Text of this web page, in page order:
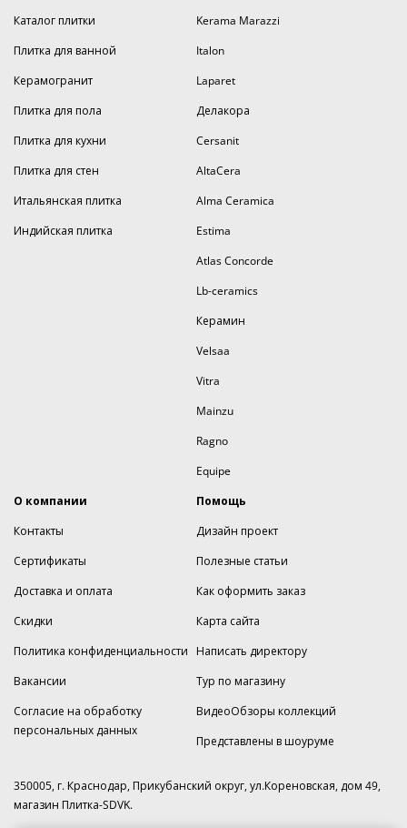
Каталог плитки
Плитка для ванной
Керамогранит
Плитка для пола
Плитка для кухни
Плитка для стен
Итальянская плитка
Индийская плитка
Kerama Marazzi
Italon
Laparet
Делакора
Cersanit
AltaCera
Alma Ceramica
Estima
Atlas Concorde
Lb-ceramics
Керамин
Velsaa
Vitra
Mainzu
Ragno
Equipe
О компании
Контакты
Сертификаты
Доставка и оплата
Скидки
Политика конфиденциальности
Вакансии
Согласие на обработку
персональных данных
Помощь
Дизайн проект
Полезные статьи
Как оформить заказ
Карта сайта
Написать директору
Тур по магазину
ВидеоОбзоры коллекций
Представлены в шоуруме
350005, г. Краснодар, Прикубанский округ, ул.Кореновская, дом 49,
магазин Плитка-SDVK.